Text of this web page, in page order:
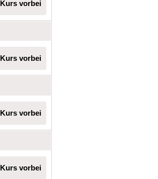
Kurs vorbei
Kurs vorbei
Kurs vorbei
Kurs vorbei